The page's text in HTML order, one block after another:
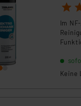
1 2
Im
Keine